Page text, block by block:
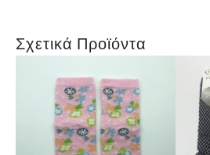
Σχετικά Προϊόντα